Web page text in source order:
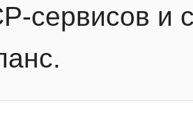
сервисов и